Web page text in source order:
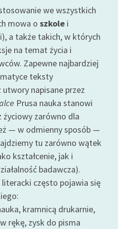
we wszystkich
mowa o szkole i
a także takich, w których
na temat życia i
Zapewne najbardziej
teksty
napisane przez
Prusa nauka stanowi
zarówno dla
— w odmienny sposób —
tu zarówno wątek
kształcenie, jak i
badawcza).
często pojawia się
kramnicą drukarnie,
rękę, zysk do pisma